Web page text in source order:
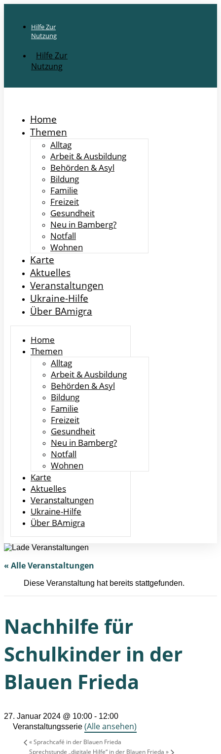
Hilfe Zur
Nutzung
Hilfe Zur
Nutzung
Home
Themen
Alltag
Arbeit & Ausbildung
Behörden & Asyl
Bildung
Familie
Freizeit
Gesundheit
Neu in Bamberg?
Notfall
Wohnen
Karte
Aktuelles
Veranstaltungen
Ukraine-Hilfe
Über BAmigra
Home
Themen
Alltag
Arbeit & Ausbildung
Behörden & Asyl
Bildung
Familie
Freizeit
Gesundheit
Neu in Bamberg?
Notfall
Wohnen
Karte
Aktuelles
Veranstaltungen
Ukraine-Hilfe
Über BAmigra
« Alle Veranstaltungen
Diese Veranstaltung hat bereits stattgefunden.
Nachhilfe für
Schulkinder in der
Blauen Frieda
27. Januar 2024 @ 10:00 - 12:00
Veranstaltungsserie (Alle ansehen)
«Sprachcafé in der Blauen Frieda
Sprechstunde „digitale Hilfe“ in der Blauen Frieda »